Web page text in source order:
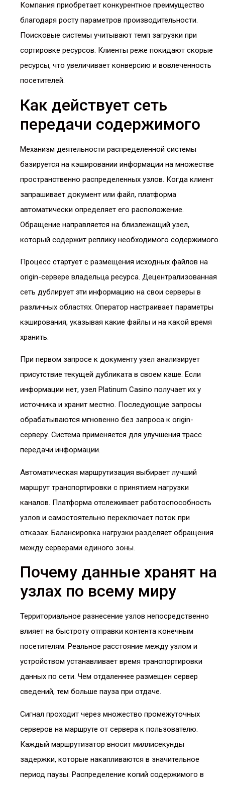
Компания приобретает конкурентное преимущество
благодаря росту параметров производительности.
Поисковые системы учитывают темп загрузки при
сортировке ресурсов. Клиенты реже покидают скорые
ресурсы, что увеличивает конверсию и вовлеченность
посетителей.
Как действует сеть
передачи содержимого
Механизм деятельности распределенной системы
базируется на кэшировании информации на множестве
пространственно распределенных узлов. Когда клиент
запрашивает документ или файл, платформа
автоматически определяет его расположение.
Обращение направляется на близлежащий узел,
который содержит реплику необходимого содержимого.
Процесс стартует с размещения исходных файлов на
origin-сервере владельца ресурса. Децентрализованная
сеть дублирует эти информацию на свои серверы в
различных областях. Оператор настраивает параметры
кэширования, указывая какие файлы и на какой время
хранить.
При первом запросе к документу узел анализирует
присутствие текущей дубликата в своем кэше. Если
информации нет, узел Platinum Casino получает их у
источника и хранит местно. Последующие запросы
обрабатываются мгновенно без запроса к origin-
серверу. Система применяется для улучшения трасс
передачи информации.
Автоматическая маршрутизация выбирает лучший
маршрут транспортировки с принятием нагрузки
каналов. Платформа отслеживает работоспособность
узлов и самостоятельно переключает поток при
отказах. Балансировка нагрузки разделяет обращения
между серверами единого зоны.
Почему данные хранят на
узлах по всему миру
Территориальное разнесение узлов непосредственно
влияет на быстроту отправки контента конечным
посетителям. Реальное расстояние между узлом и
устройством устанавливает время транспортировки
данных по сети. Чем отдаленнее размещен сервер
сведений, тем больше пауза при отдаче.
Сигнал проходит через множество промежуточных
серверов на маршруте от сервера к пользователю.
Каждый маршрутизатор вносит миллисекунды
задержки, которые накапливаются в значительное
период паузы. Распределение копий содержимого в